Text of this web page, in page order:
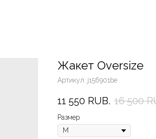
Жакет Oversize
Артикул: j156901be
11 550 RUB. 16 500
Размер